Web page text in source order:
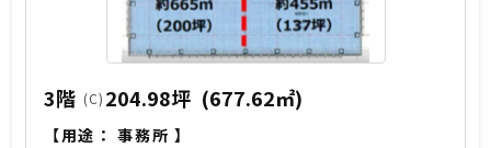
3階 (C) 204.98坪 (677.62㎡)
【用途：事務所 】